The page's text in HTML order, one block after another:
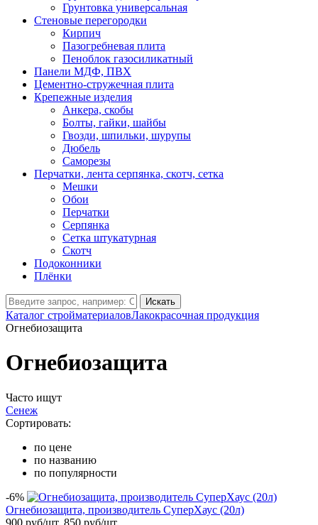
Грунтовка универсальная
Стеновые перегородки
Кирпич
Пазогребневая плита
Пеноблок газосиликатный
Панели МДФ, ПВХ
Цементно-стружечная плита
Крепежные изделия
Анкера, скобы
Болты, гайки, шайбы
Гвозди, шпильки, шурупы
Дюбель
Саморезы
Перчатки, лента серпянка, скотч, сетка
Мешки
Обои
Перчатки
Серпянка
Сетка штукатурная
Скотч
Подоконники
Плёнки
Искать
Каталог стройматериаловЛакокрасочная продукция
Огнебиозащита
Огнебиозащита
Часто ищут
Сенеж
Сортировать:
по цене
по названию
по популярности
-6%
Огнебиозащита, производитель СуперХаус (20л)
900 руб/шт. 850 руб/шт.